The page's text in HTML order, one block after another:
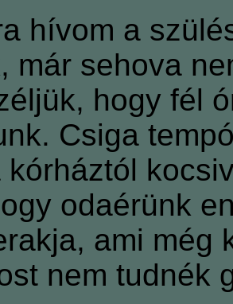
hívom a
már sehova
hogy fél
Csiga
kórháztól
odaérünk
ami még
nem tudnék